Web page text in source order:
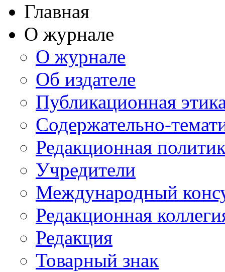
Главная
О журнале
О журнале
Об издателе
Публикационная
Содержательно-
Редакционная
Учредители
Международный
Редакционная
Редакция
Товарный знак